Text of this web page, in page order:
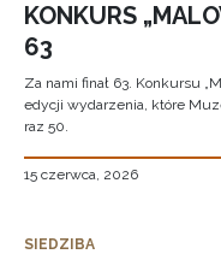
KONKURS
63
Za nami finał 63. Konkursu
edycji wydarzenia, które
raz 50.
15 czerwca, 2026
SIEDZIBA